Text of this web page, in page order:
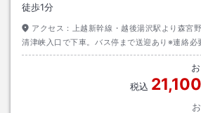
徒歩1分
アクセス：
上越新幹線・越後湯沢駅より森宮
清津峡入口で下車。バス停まで送迎あり※連絡必要 お車の場合は、関
動車道・塩沢石打I.Cから国道353号線経由で約
税込 21,100